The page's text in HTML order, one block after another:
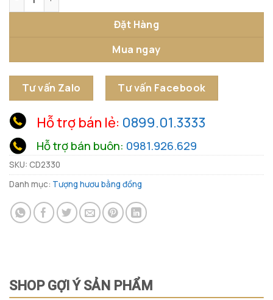
Đặt Hàng
Mua ngay
Tư vấn Zalo Tư vấn Facebook
Hỗ trợ bán lẻ: 0899.01.3333
Hỗ trợ bán buôn: 0981.926.629
SKU: CD2330
Danh mục: Tượng hươu bằng đồng
SHOP GỢI Ý SẢN PHẨM